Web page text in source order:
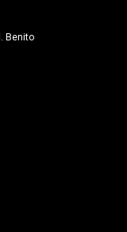
Benito